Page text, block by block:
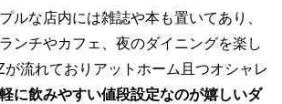
ルな店内には雑誌や本も置いてあり、
ンチやカフェ、夜のダイニングを楽し
流れておりアットホーム且つオシャレ
に飲みやすい値段設定なのが嬉しいダ